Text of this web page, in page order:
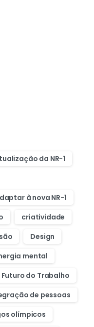
da NR-1
à nova NR-1
criatividade
Design
mental
Futuro do Trabalho
de pessoas
olímpicos